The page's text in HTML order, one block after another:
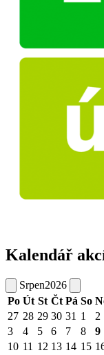
Kalendář
Srpen2026
Po Út St Čt Pá So
27 28 29 30 31 1
2
3
4 5 6 7 8
9
10 11 12 13 14 15